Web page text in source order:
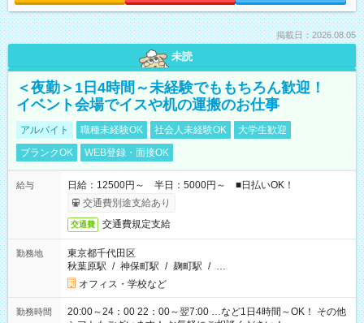
掲載日：2026.08.05
未読
＜夜勤＞1日4時間～未経験でももちろん歓迎！
イベント会場でイスや机の運搬のお仕事
アルバイト 職種未経験OK 社会人未経験OK
大学生歓迎
ブランクOK
WEB登録・面接OK
給与
日給：12500円～ 半日：5000円～ ■日払いOK！
交通費別途支給あり
交通費 交通費規定支給
勤務地
東京都千代田区
秋葉原駅 / 神保町駅 / 麹町駅 / …
オフィス・学校など
勤務時間
20:00～24：00 22：00～翌7:00 …など1日4時間～OK！ その他